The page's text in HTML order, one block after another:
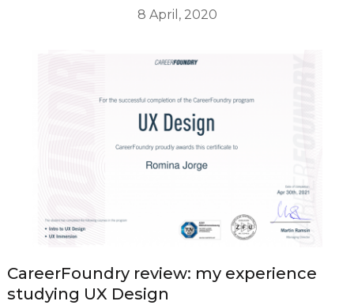
8 April, 2020
CareerFoundry review: my experience
studying UX Design